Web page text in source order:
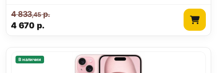
4 670 р.
4 833,45р.
В наличии